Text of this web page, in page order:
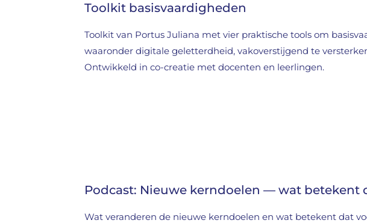
Toolkit basisvaardigheden
Toolkit van Portus Juliana met vier praktische tools om
waaronder digitale geletterdheid, vakoverstijgend te
Ontwikkeld in co-creatie met docenten en leerlingen.
Podcast: Nieuwe kerndoelen — wat betekent
Wat veranderen de nieuwe kerndoelen en wat betekent dat